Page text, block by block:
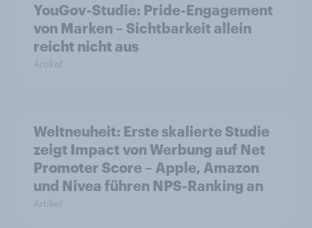
YouGov-Studie: Pride-Engagement
von Marken – Sichtbarkeit allein
reicht nicht aus
Artikel
Weltneuheit: Erste skalierte Studie
zeigt Impact von Werbung auf Net
Promoter Score – Apple, Amazon
und Nivea führen NPS-Ranking an
Artikel